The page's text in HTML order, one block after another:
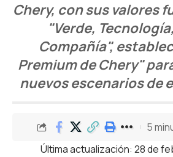
Chery, con sus valores
"Verde,
Compañía",
Premium de Chery"
nuevos escenarios de
Última actualización: 28 de
5